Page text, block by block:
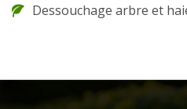
Dessouchage arbre et